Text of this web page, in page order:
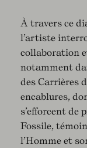
À travers ce
l’artiste
collaboration
notamment
des Carrières
encablures,
s’efforcent de
Fossile,
l’Homme et